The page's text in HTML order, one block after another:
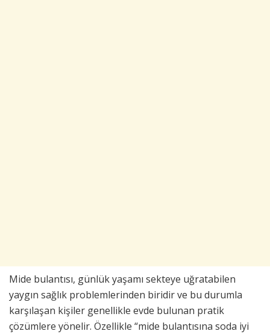
Mide bulantısı, günlük yaşamı sekteye uğratabilen
yaygın sağlık problemlerinden biridir ve bu durumla
karşılaşan kişiler genellikle evde bulunan pratik
çözümlere yönelir. Özellikle “mide bulantısına soda iyi